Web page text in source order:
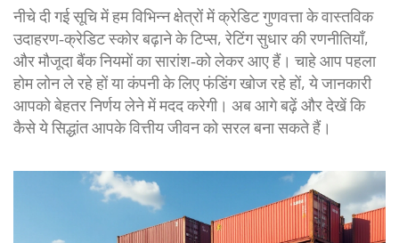
नीचे दी गई सूचि में हम विभिन्न क्षेत्रों में क्रेडिट गुणवत्ता के वास्तविक
उदाहरण‑क्रेडिट स्कोर बढ़ाने के टिप्स, रेटिंग सुधार की रणनीतियाँ,
और मौजूदा बैंक नियमों का सारांश‑को लेकर आए हैं। चाहे आप पहला
होम लोन ले रहे हों या कंपनी के लिए फंडिंग खोज रहे हों, ये जानकारी
आपको बेहतर निर्णय लेने में मदद करेगी। अब आगे बढ़ें और देखें कि
कैसे ये सिद्धांत आपके वित्तीय जीवन को सरल बना सकते हैं।